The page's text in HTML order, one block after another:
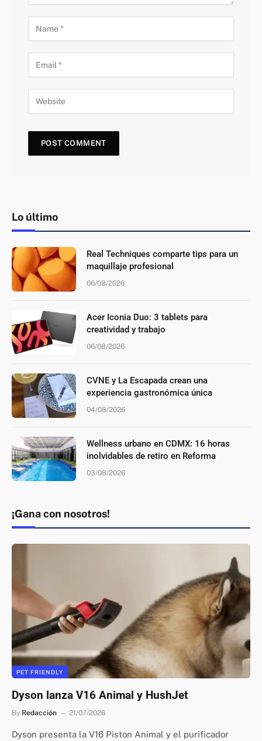
Lo último
Real Techniques comparte tips para un
maquillaje profesional
06/08/2026
Acer Iconia Duo: 3 tablets para
creatividad y trabajo
06/08/2026
CVNE y La Escapada crean una
experiencia gastronómica única
04/08/2026
Wellness urbano en CDMX: 16 horas
inolvidables de retiro en Reforma
03/08/2026
¡Gana con nosotros!
PET FRIENDLY
Dyson lanza V16 Animal y HushJet
By Redacción 21/07/2026
Dyson presenta la V16 Piston Animal y el purificador